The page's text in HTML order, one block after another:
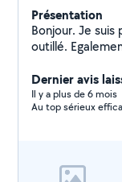
Présentation
Bonjour. Je
outillé.
aider en maths,
scolaire ou adulte ) Je suis disponible à
et aussi sur
Dernier avis
Il y a plus de 6 mois
Au top sérieux